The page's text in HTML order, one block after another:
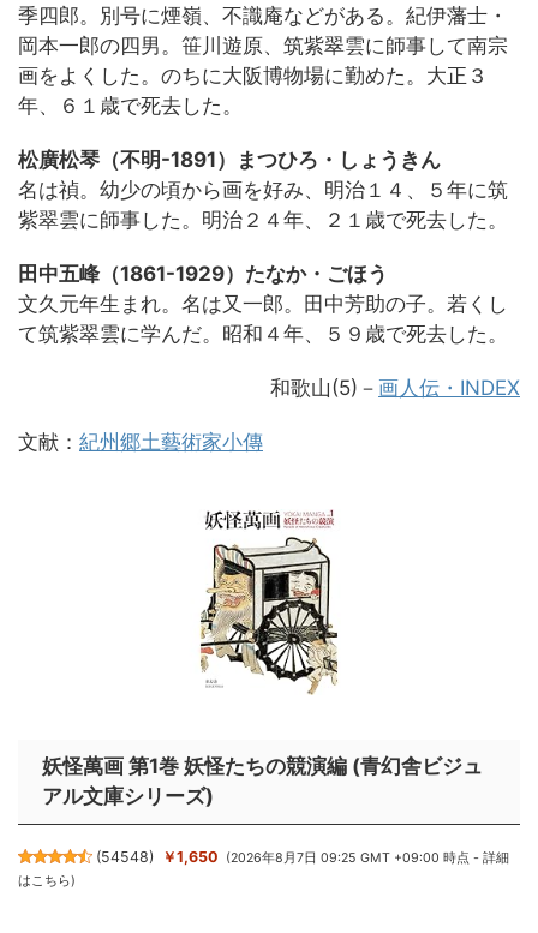
季四郎。別号に煙嶺、不識庵などがある。紀伊藩士・
岡本一郎の四男。笹川遊原、筑紫翠雲に師事して南宗
画をよくした。のちに大阪博物場に勤めた。大正３
年、６１歳で死去した。
松廣松琴（不明-1891）まつひろ・しょうきん
名は禎。幼少の頃から画を好み、明治１４、５年に筑
紫翠雲に師事した。明治２４年、２１歳で死去した。
田中五峰（1861-1929）たなか・ごほう
文久元年生まれ。名は又一郎。田中芳助の子。若くし
て筑紫翠雲に学んだ。昭和４年、５９歳で死去した。
和歌山(5) － 画人伝・INDEX
文献： 紀州郷土藝術家小傳
妖怪萬画 第1巻 妖怪たちの競演編 (青幻舎ビジュ
アル文庫シリーズ)
(54548) ￥1,650 (2026年8月7日 09:25 GMT +09:00 時点 -詳細
はこちら)